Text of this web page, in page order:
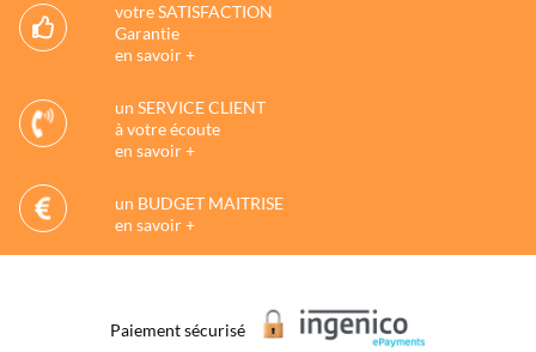
votre SATISFACTION
Garantie
en savoir +
un SERVICE CLIENT
à votre écoute
en savoir +
un BUDGET MAITRISE
en savoir +
Paiement sécurisé